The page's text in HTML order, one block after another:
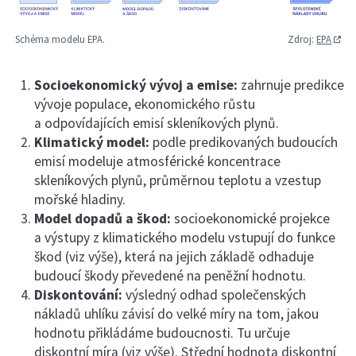
Schéma modelu EPA. Zdroj:EPA
Socioekonomický vývoj a emise: zahrnuje predikce
vývoje populace, ekonomického růstu
a odpovídajících emisí skleníkových plynů.
Klimatický model: podle predikovaných budoucích
emisí modeluje atmosférické koncentrace
skleníkových plynů, průměrnou teplotu a vzestup
mořské hladiny.
Model dopadů a škod: socioekonomické projekce
a výstupy z klimatického modelu vstupují do funkce
škod (viz výše), která na jejich základě odhaduje
budoucí škody převedené na peněžní hodnotu.
Diskontování: výsledný odhad společenských
nákladů uhlíku závisí do velké míry na tom, jakou
hodnotu přikládáme budoucnosti. Tu určuje
diskontní míra (viz výše). Střední hodnota diskontní